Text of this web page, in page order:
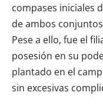
compases iniciales
de ambos
Pese a ello, fue el
posesión en su
plantado en el
sin excesivas